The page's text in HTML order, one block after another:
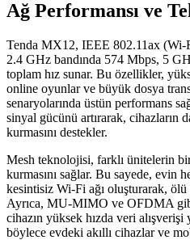
Ağ Performansı ve
Tenda MX12, IEEE 802.11ax (Wi-
2.4 GHz bandında 574 Mbps, 5
toplam hız sunar. Bu özellikler,
online oyunlar ve büyük dosya
senaryolarında üstün performans
sinyal gücünü artırarak, cihazların
kurmasını destekler.
Mesh teknolojisi, farklı ünitelerin
kurmasını sağlar. Bu sayede, evin
kesintisiz Wi-Fi ağı oluşturarak, ölü
Ayrıca, MU-MIMO ve OFDMA
cihazın yüksek hızda veri alışverişi
böylece evdeki akıllı cihazlar ve